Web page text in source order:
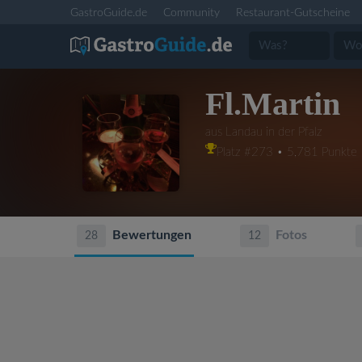
GastroGuide.de Community Restaurant-Gutscheine
Fl.Martin
aus Landau in der Pfalz
Platz #273 • 5,781 Punkte
28 Bewertungen 12 Fotos